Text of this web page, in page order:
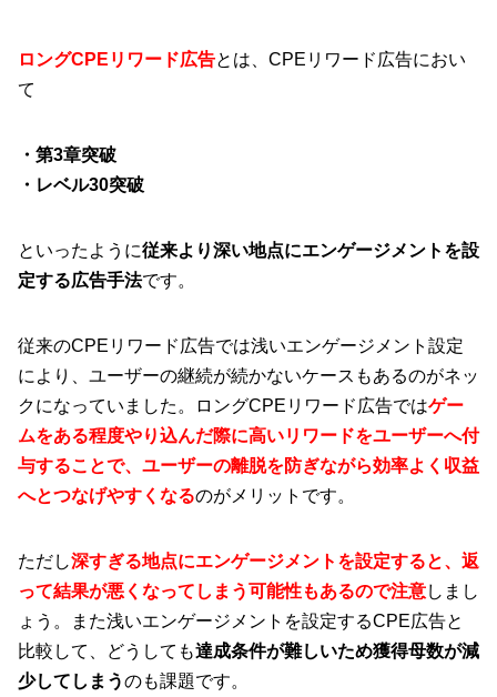
ロングCPEリワード広告とは、CPEリワード広告におい
て
・第3章突破
・レベル30突破
といったように従来より深い地点にエンゲージメントを設
定する広告手法です。
従来のCPEリワード広告では浅いエンゲージメント設定
により、ユーザーの継続が続かないケースもあるのがネッ
クになっていました。ロングCPEリワード広告ではゲー
ムをある程度やり込んだ際に高いリワードをユーザーへ付
与することで、ユーザーの離脱を防ぎながら効率よく収益
へとつなげやすくなるのがメリットです。
ただし深すぎる地点にエンゲージメントを設定すると、返
って結果が悪くなってしまう可能性もあるので注意しまし
ょう。また浅いエンゲージメントを設定するCPE広告と
比較して、どうしても達成条件が難しいため獲得母数が減
少してしまうのも課題です。